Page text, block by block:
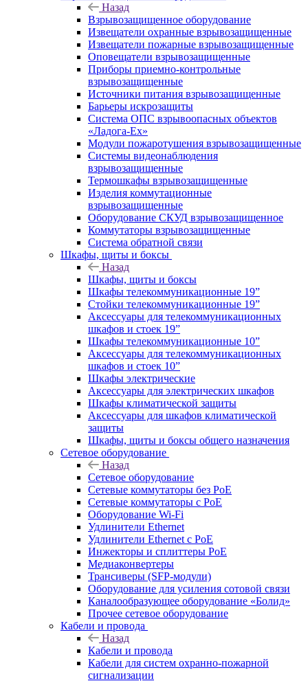
Назад
Взрывозащищенное оборудование
Извещатели охранные взрывозащищенные
Извещатели пожарные взрывозащищенные
Оповещатели взрывозащищенные
Приборы приемно-контрольные
взрывозащищенные
Источники питания взрывозащищенные
Барьеры искрозащиты
Система ОПС взрывоопасных объектов
«Ладога-Ex»
Модули пожаротушения взрывозащищенные
Системы видеонаблюдения
взрывозащищенные
Термошкафы взрывозащищенные
Изделия коммутационные
взрывозащищенные
Оборудование СКУД взрывозащищенное
Коммутаторы взрывозащищенные
Система обратной связи
Шкафы, щиты и боксы
Назад
Шкафы, щиты и боксы
Шкафы телекоммуникационные 19”
Стойки телекоммуникационные 19”
Аксессуары для телекоммуникационных
шкафов и стоек 19”
Шкафы телекоммуникационные 10”
Аксессуары для телекоммуникационных
шкафов и стоек 10”
Шкафы электрические
Аксессуары для электрических шкафов
Шкафы климатической защиты
Аксессуары для шкафов климатической
защиты
Шкафы, щиты и боксы общего назначения
Сетевое оборудование
Назад
Сетевое оборудование
Сетевые коммутаторы без PoE
Сетевые коммутаторы с PoE
Оборудование Wi-Fi
Удлинители Ethernet
Удлинители Ethernet с PoE
Инжекторы и сплиттеры PoE
Медиаконвертеры
Трансиверы (SFP-модули)
Оборудование для усиления сотовой связи
Каналообразующее оборудование «Болид»
Прочее сетевое оборудование
Кабели и провода
Назад
Кабели и провода
Кабели для систем охранно-пожарной
сигнализации